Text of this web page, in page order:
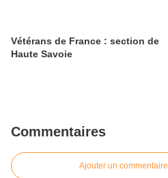
Vétérans de France : section de
Haute Savoie
Commentaires
Ajouter un commentaire